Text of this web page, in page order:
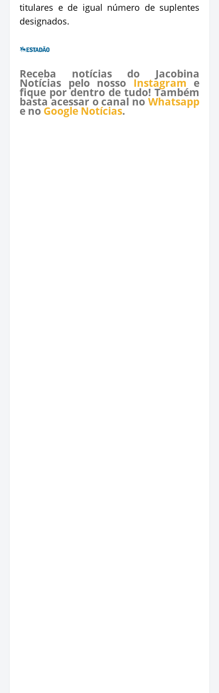
titulares e de igual número de suplentes
designados.
Receba notícias do Jacobina
Notícias pelo nosso Instagram e
fique por dentro de tudo! Também
basta acessar o canal no Whatsapp
e no Google Notícias.